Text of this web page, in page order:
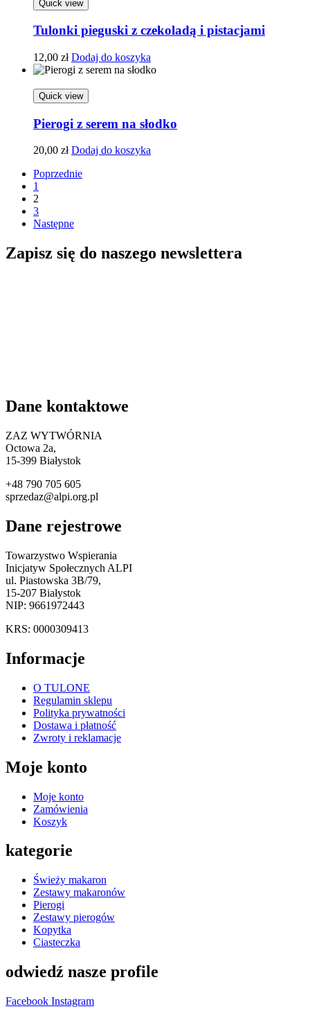
Quick view
Tulonki pieguski z czekoladą i pistacjami
12,00 zł Dodaj do koszyka
Quick view
Pierogi z serem na słodko
20,00 zł Dodaj do koszyka
Poprzednie
1
2
3
Następne
Zapisz się do naszego newslettera
Dane kontaktowe
ZAZ WYTWÓRNIA
Octowa 2a,
15-399 Białystok
+48 790 705 605
sprzedaz@alpi.org.pl
Dane rejestrowe
Towarzystwo Wspierania
Inicjatyw Społecznych ALPI
ul. Piastowska 3B/79,
15-207 Białystok
NIP: 9661972443
KRS: 0000309413
Informacje
O TULONE
Regulamin sklepu
Polityka prywatności
Dostawa i płatność
Zwroty i reklamacje
Moje konto
Moje konto
Zamówienia
Koszyk
kategorie
Świeży makaron
Zestawy makaronów
Pierogi
Zestawy pierogów
Kopytka
Ciasteczka
odwiedź nasze profile
Facebook Instagram